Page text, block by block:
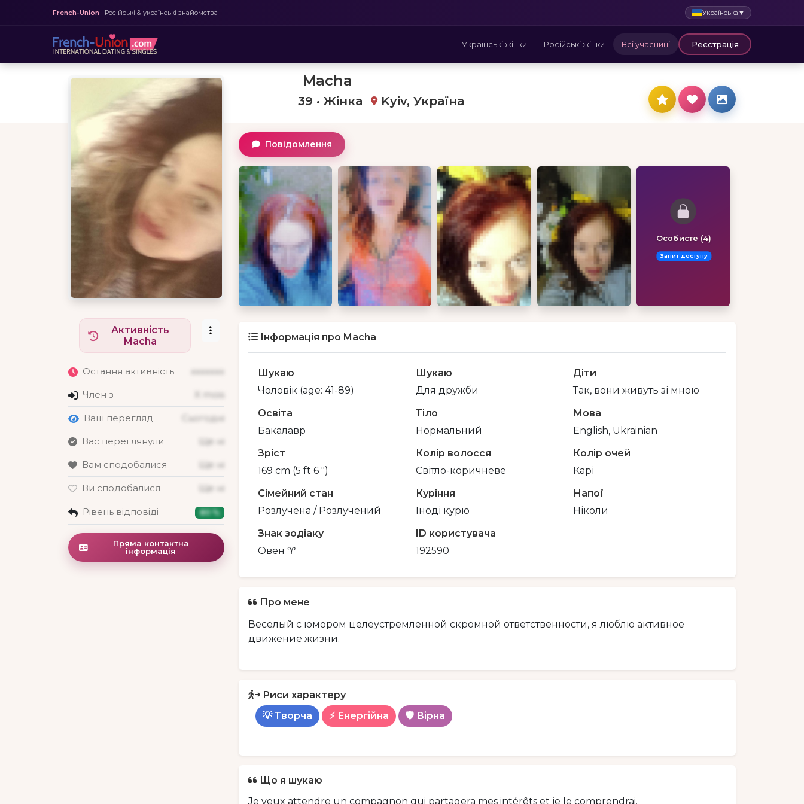
French-Union | Російські & українські знайомства Українська ▼
Українські жінки Російські жінки Всі учасниці Реєстрація
Macha
39 • Жінка Kyiv, Україна
Активність
Macha
Остання активність xxxxxxx
Член з X mois
Ваш перегляд Сьогодні
Вас переглянули Ще ні
Вам сподобалися Ще ні
Ви сподобалися Ще ні
Рівень відповіді 80 %
Пряма контактна
інформація
Повідомлення
Особисте (4)
Запит доступу
Інформація про Macha
Шукаю
Чоловік (age: 41-89)
Шукаю
Для дружби
Діти
Так, вони живуть зі мною
Освіта
Бакалавр
Тіло
Нормальний
Мова
English, Ukrainian
Зріст
169 cm (5 ft 6 ")
Колір волосся
Світло-коричневе
Колір очей
Карі
Сімейний стан
Розлучена / Розлучений
Куріння
Іноді курю
Напої
Ніколи
Знак зодіаку
Овен ♈
ID користувача
192590
Про мене
Веселый с юмором целеустремленной скромной ответственности, я люблю активное
движение жизни.
Риси характеру
💡 Творча
⚡ Енергійна 🛡️ Вірна
Що я шукаю
Je veux attendre un compagnon qui partagera mes intérêts et je le comprendrai.